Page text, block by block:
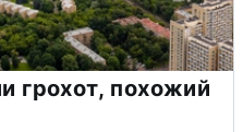
грохот, похожий